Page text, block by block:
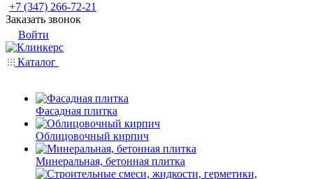
+7 (347) 266-72-21
Заказать звонок
Войти
Каталог
Фасадная плитка
Облицовочный кирпич
Минеральная, бетонная плитка